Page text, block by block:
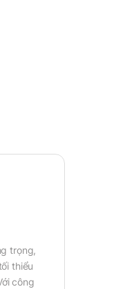
trọng,
thiểu
công